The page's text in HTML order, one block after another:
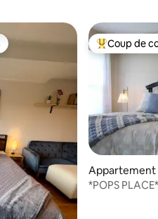
: 4,97 sur 5
Coups de
Coup de
Appartement
*POPS